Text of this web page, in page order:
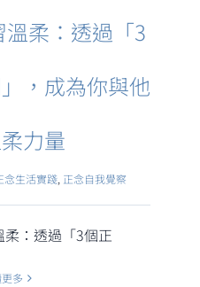
柔：透過「3
，成為你與他
力量
念生活實踐 正念自我覺察
：透過「3個正
多